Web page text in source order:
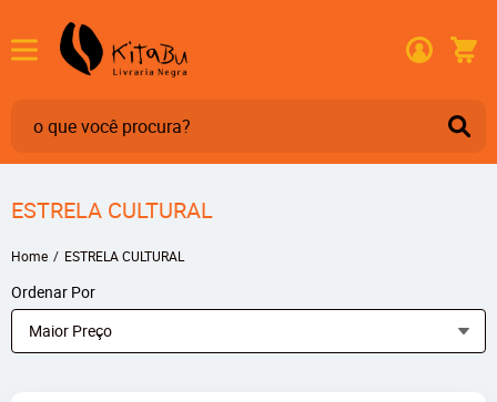
ESTRELA CULTURAL
Home ESTRELA CULTURAL
Ordenar Por
Maior Preço